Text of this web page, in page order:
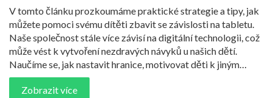
V tomto článku prozkoumáme praktické strategie a tipy, jak
můžete pomoci svému dítěti zbavit se závislosti na tabletu.
Naše společnost stále více závisí na digitální technologii, což
může vést k vytvoření nezdravých návyků u našich dětí.
Naučíme se, jak nastavit hranice, motivovat děti k jiným
aktivitám a vytvořit zdravý digitální životní styl pro celou
rodinu.
Zobrazit více